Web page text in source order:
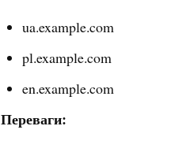
ua.example.com
pl.example.com
en.example.com
Переваги: